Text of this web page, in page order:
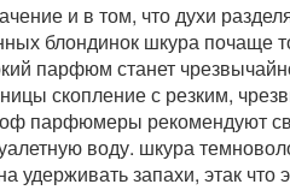
и в том, что духи
блондинок шкура почаще
парфюм станет
скопление с резким,
парфюмеры рекомендуют
воду. шкура
удерживать запахи, этак